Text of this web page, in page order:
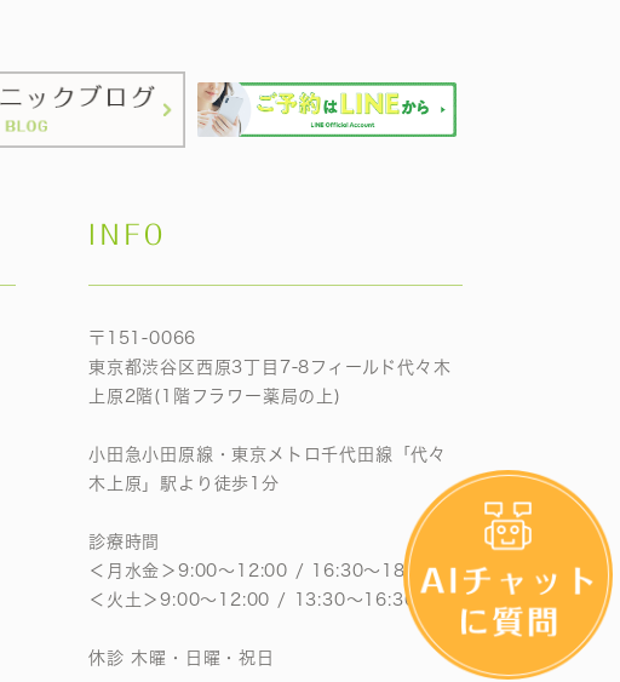
INFO
〒151-0066
東京都渋谷区西原3丁目7-8フィールド代々木
上原2階(1階フラワー薬局の上)
小田急小田原線・東京メトロ千代田線「代々
木上原」駅より徒歩1分
診療時間
＜月水金＞9:00〜12:00 / 16:30〜18:30
＜火土＞9:00〜12:00 / 13:30〜16:30
休診 木曜・日曜・祝日